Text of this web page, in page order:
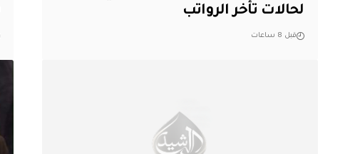
لحالات تأخر الرواتب
قبل 8 ساعات